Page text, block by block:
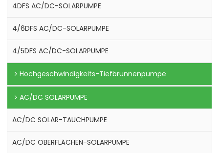
4DFS AC/DC-SOLARPUMPE
4/6DFS AC/DC-SOLARPUMPE
4/5DFS AC/DC-SOLARPUMPE
Hochgeschwindigkeits-Tiefbrunnenpumpe
AC/DC SOLARPUMPE
AC/DC SOLAR-TAUCHPUMPE
AC/DC OBERFLÄCHEN-SOLARPUMPE